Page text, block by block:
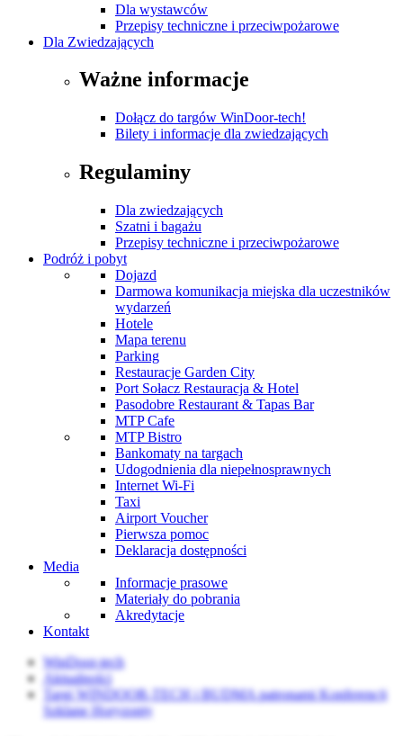
Dla wystawców
Przepisy techniczne i przeciwpożarowe
Dla Zwiedzających
Ważne informacje
Dołącz do targów WinDoor-tech!
Bilety i informacje dla zwiedzających
Regulaminy
Dla zwiedzających
Szatni i bagażu
Przepisy techniczne i przeciwpożarowe
Podróż i pobyt
Dojazd
Darmowa komunikacja miejska dla uczestników
wydarzeń
Hotele
Mapa terenu
Parking
Restauracje Garden City
Port Sołacz Restauracja & Hotel
Pasodobre Restaurant & Tapas Bar
MTP Cafe
MTP Bistro
Bankomaty na targach
Udogodnienia dla niepełnosprawnych
Internet Wi-Fi
Taxi
Airport Voucher
Pierwsza pomoc
Deklaracja dostępności
Media
Informacje prasowe
Materiały do pobrania
Akredytacje
Kontakt
WinDoor-tech
Aktualności
Targi WINDOOR-TECH i BUDMA patronami Konferencji
Szklane Horyzonty